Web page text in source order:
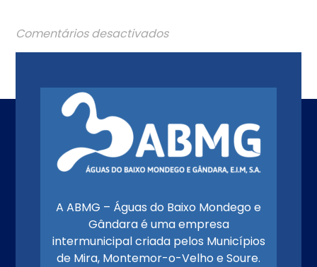
Comentários desactivados
A ABMG – Águas do Baixo Mondego e
Gândara é uma empresa
intermunicipal criada pelos Municípios
de Mira, Montemor-o-Velho e Soure.